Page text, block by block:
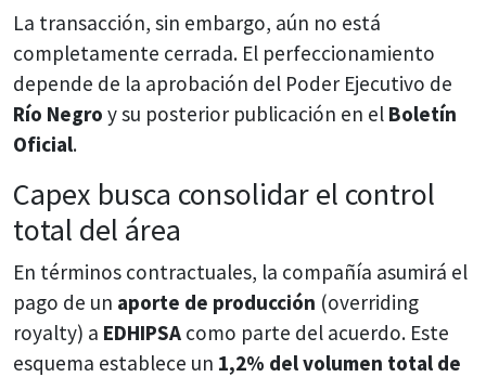
La transacción, sin embargo, aún no está
completamente cerrada. El perfeccionamiento
depende de la aprobación del Poder Ejecutivo de
Río Negro y su posterior publicación en el Boletín
Oficial.
Capex busca consolidar el control
total del área
En términos contractuales, la compañía asumirá el
pago de un aporte de producción (overriding
royalty) a EDHIPSA como parte del acuerdo. Este
esquema establece un 1,2% del volumen total de